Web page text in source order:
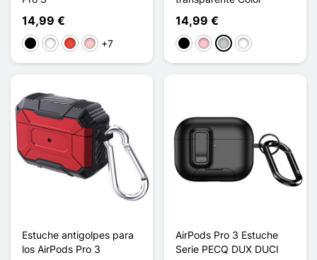
14,99 €
NegroBlancoRojoRosa+7
14,99 €
NegroRosaTransparente
Transparent
Estuche antigolpes para
los AirPods Pro 3
AirPods Pro 3 Estuche
Serie PECQ DUX DUCI